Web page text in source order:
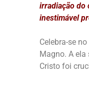
irradiação do
inestimável
Celebra-se
Magno. A ela
Cristo foi